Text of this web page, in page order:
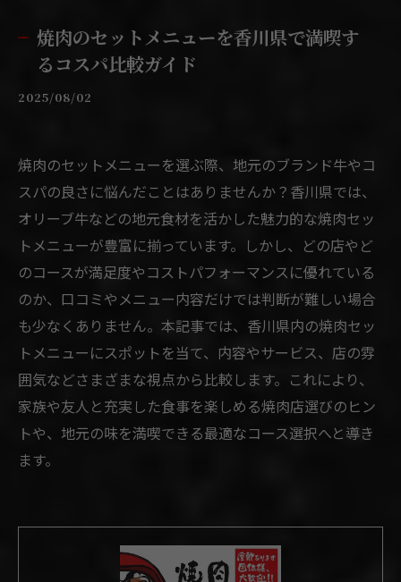
焼肉のセットメニューを香川県で満喫す
るコスパ比較ガイド
2025/08/02
焼肉のセットメニューを選ぶ際、地元のブランド牛やコ
スパの良さに悩んだことはありませんか？香川県では、
オリーブ牛などの地元食材を活かした魅力的な焼肉セッ
トメニューが豊富に揃っています。しかし、どの店やど
のコースが満足度やコストパフォーマンスに優れている
のか、口コミやメニュー内容だけでは判断が難しい場合
も少なくありません。本記事では、香川県内の焼肉セッ
トメニューにスポットを当て、内容やサービス、店の雰
囲気などさまざまな視点から比較します。これにより、
家族や友人と充実した食事を楽しめる焼肉店選びのヒン
トや、地元の味を満喫できる最適なコース選択へと導き
ます。